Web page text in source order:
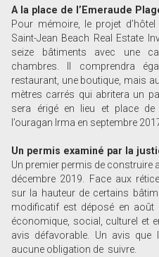
A la place de l’Emeraude
Pour mémoire, le projet
Saint-Jean Beach Real Estate
seize bâtiments avec une
chambres. Il comprendra
restaurant, une boutique, mais
mètres carrés qui abritera un
sera érigé en lieu et place de
l’ouragan Irma en septembre
Un permis examiné par la
Un premier permis de construire
décembre 2019. Face aux
sur la hauteur de certains
modificatif est déposé en août
économique, social, culturel et
avis défavorable. Un avis que
aucune obligation de ­suivre.